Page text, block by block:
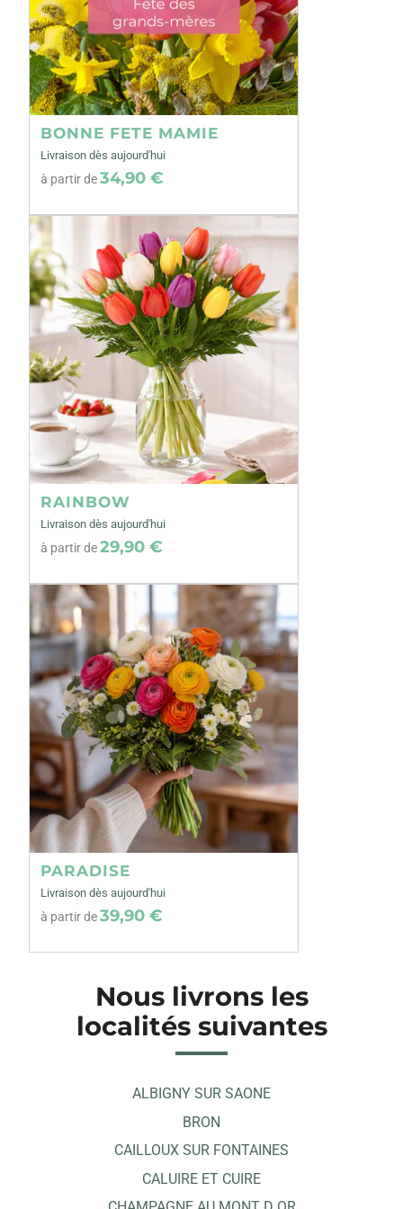
BONNE FETE MAMIE
Livraison dès aujourd'hui
à partir de34,90 €
RAINBOW
Livraison dès aujourd'hui
à partir de29,90 €
PARADISE
Livraison dès aujourd'hui
à partir de39,90 €
Nous livrons les
localités suivantes
ALBIGNY SUR SAONE
BRON
CAILLOUX SUR FONTAINES
CALUIRE ET CUIRE